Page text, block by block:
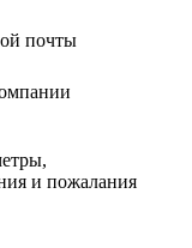
почты
и пожалания